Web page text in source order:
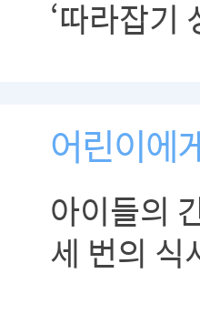
‘따라잡기
어린이에
아이들의
세 번의 식